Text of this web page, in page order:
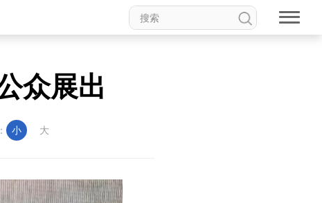
众展出
小 大